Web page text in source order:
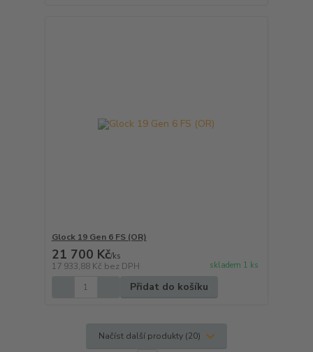
Glock 19 Gen 6 FS (OR)
21 700 Kč/ks
17 933,88 Kč bez DPH skladem 1 ks
Přidat do košíku
Načíst další produkty (20)